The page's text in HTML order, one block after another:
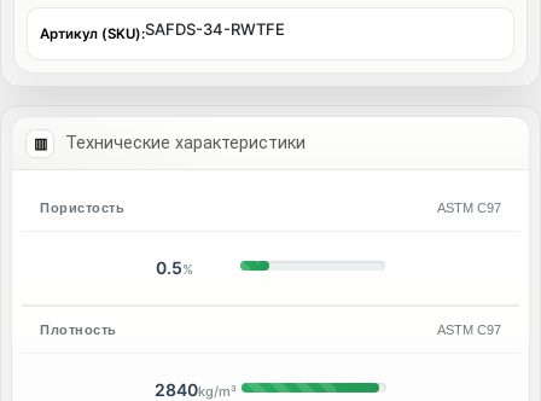
Артикул (SKU):SAFDS-34-RWTFE
Технические характеристики
Пористость
0.5%
ASTM C97
Плотность
2840kg/m³
ASTM C97